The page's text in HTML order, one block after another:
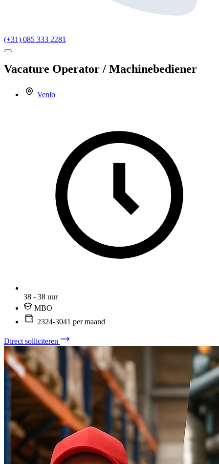
(+31) 085 333 2281
Vacature Operator / Machinebediener
Venlo
38 - 38 uur
MBO
2324-3041 per maand
Direct solliciteren